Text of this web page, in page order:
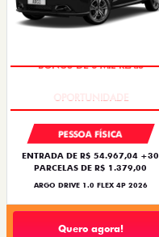
PESSOA FÍSICA
ENTRADA DE R$ 54.967,04 +30
PARCELAS DE R$ 1.379,00
ARGO DRIVE 1.0 FLEX 4P 2026
Quero agora!